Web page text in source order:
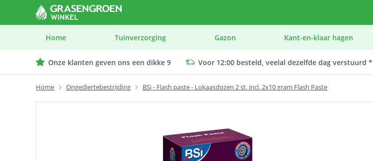
Home Tuinverzorging Gazon Kant-en-klaar hagen
Onze klanten geven ons een dikke 9
Voor 12:00 besteld, veelal dezelfde dag verstuurd *
We geven advies op maat bij elk product
Home Ongediertebestrijding BSi - Flash paste - Lokaasdozen 2 st. incl. 2x10 gram Flash Paste